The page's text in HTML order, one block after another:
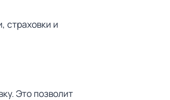
страховки и
Это позволит